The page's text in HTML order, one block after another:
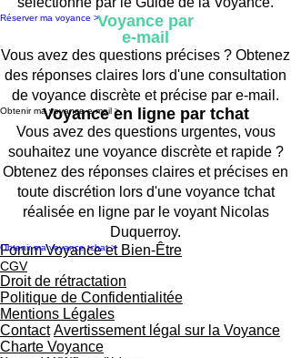
Réserver ma voyance >Voyance par
e-mail
Vous avez des questions précises ? Obtenez
des réponses claires lors d'une consultation
de voyance discrète et précise par e-mail.
Obtenir ma voyance e-mail >
Voyance en ligne par tchat
Vous avez des questions urgentes, vous
souhaitez une voyance discrète et rapide ?
Obtenez des réponses claires et précises en
toute discrétion lors d'une voyance tchat
réalisée en ligne par le voyant Nicolas
Duquerroy.
Obtenir ma voyance tchat >
Forum Voyance et Bien-Être
CGV
Droit de rétractation
Politique de Confidentialitée
Mentions Légales
Contact Avertissement légal sur la Voyance
Charte Voyance